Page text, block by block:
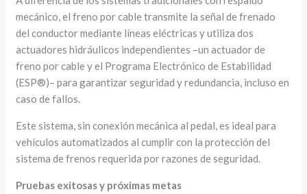
mecánico, el freno por cable transmite la señal de frenado
del conductor mediante líneas eléctricas y utiliza dos
actuadores hidráulicos independientes –un actuador de
freno por cable y el Programa Electrónico de Estabilidad
(ESP®)– para garantizar seguridad y redundancia, incluso en
caso de fallos.
Este sistema, sin conexión mecánica al pedal, es ideal para
vehículos automatizados al cumplir con la protección del
sistema de frenos requerida por razones de seguridad.
Pruebas exitosas y próximas metas